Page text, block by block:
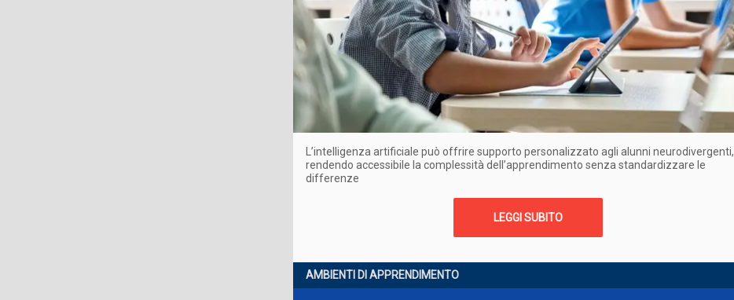
L’intelligenza artificiale può offrire supporto personalizzato agli alunni neurodivergenti,
rendendo accessibile la complessità dell’apprendimento senza standardizzare le
differenze
LEGGI SUBITO
AMBIENTI DI APPRENDIMENTO